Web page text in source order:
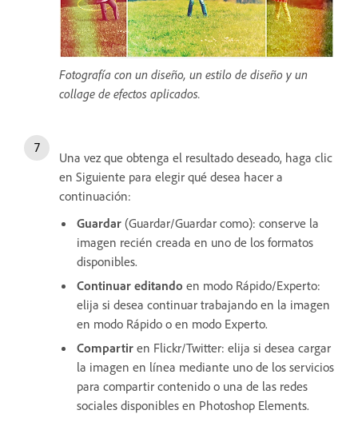
Fotografía con un diseño, un estilo de diseño y un
collage de efectos aplicados.
Una vez que obtenga el resultado deseado, haga clic
en Siguiente para elegir qué desea hacer a
continuación:
Guardar (Guardar/Guardar como): conserve la
imagen recién creada en uno de los formatos
disponibles.
Continuar editando en modo Rápido/Experto:
elija si desea continuar trabajando en la imagen
en modo Rápido o en modo Experto.
Compartir en Flickr/Twitter: elija si desea cargar
la imagen en línea mediante uno de los servicios
para compartir contenido o una de las redes
sociales disponibles en Photoshop Elements.